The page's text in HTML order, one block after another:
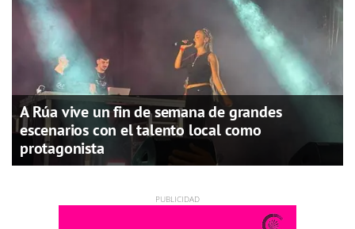
A Rúa vive un fin de semana de grandes
escenarios con el talento local como
protagonista